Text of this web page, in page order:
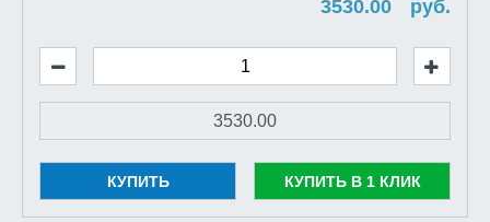
руб.
КУПИТЬ КУПИТЬ В 1 КЛИК